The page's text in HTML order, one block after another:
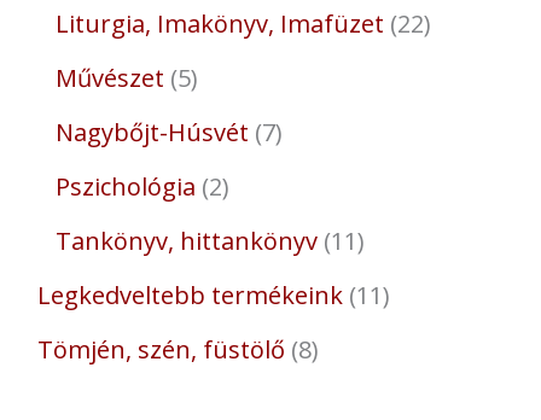
Liturgia, Imakönyv, Imafüzet 22
Művészet 5
Nagybőjt-Húsvét 7
Pszichológia 2
Tankönyv, hittankönyv 11
Legkedveltebb termékeink 11
Tömjén, szén, füstölő 8